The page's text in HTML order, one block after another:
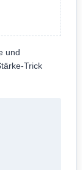
und
Trick